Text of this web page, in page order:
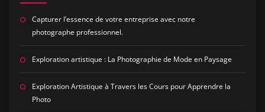
Capturer l’essence de votre entreprise avec notre
photographe professionnel.
Exploration artistique : La Photographie de Mode en Paysage
Exploration Artistique à Travers les Cours pour Apprendre la
Photo